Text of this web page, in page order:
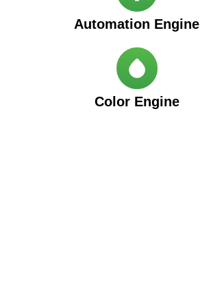
Automation Engine
Color Engine